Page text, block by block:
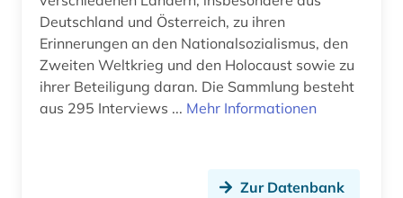
Deutschland und Österreich, zu ihren
Erinnerungen an den Nationalsozialismus, den
Zweiten Weltkrieg und den Holocaust sowie zu
ihrer Beteiligung daran. Die Sammlung besteht
aus 295 Interviews ... Mehr Informationen
Zur Datenbank